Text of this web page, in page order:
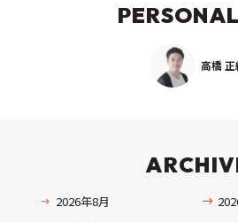
高橋 正
2026年8月